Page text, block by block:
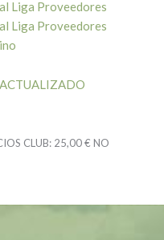
Liga Proveedores
Liga Proveedores
CLUB: 25,00 € NO